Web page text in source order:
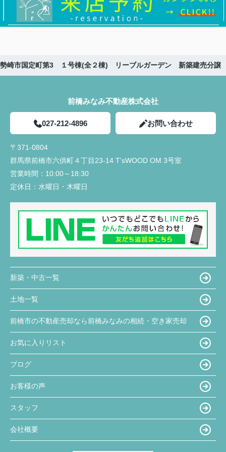
崎市国定町第3 １号棟(全２棟) リーブルガーデン 新築建売分譲
前橋みなみ不動産株式会社
027-212-4896 お問い合わせ
〒371-0804
群馬県前橋市六供町４丁目23‐14 T'sWOOD OM 3号室
営業時間： 10:00～18:30
定休日： 水曜日・木曜日
新築・中古一覧
土地一覧
前橋市の不動産売却なら前橋みなみの相続・空き家売却
お気に入りリスト
ブログ
お客様の声
スタッフ
会社概要